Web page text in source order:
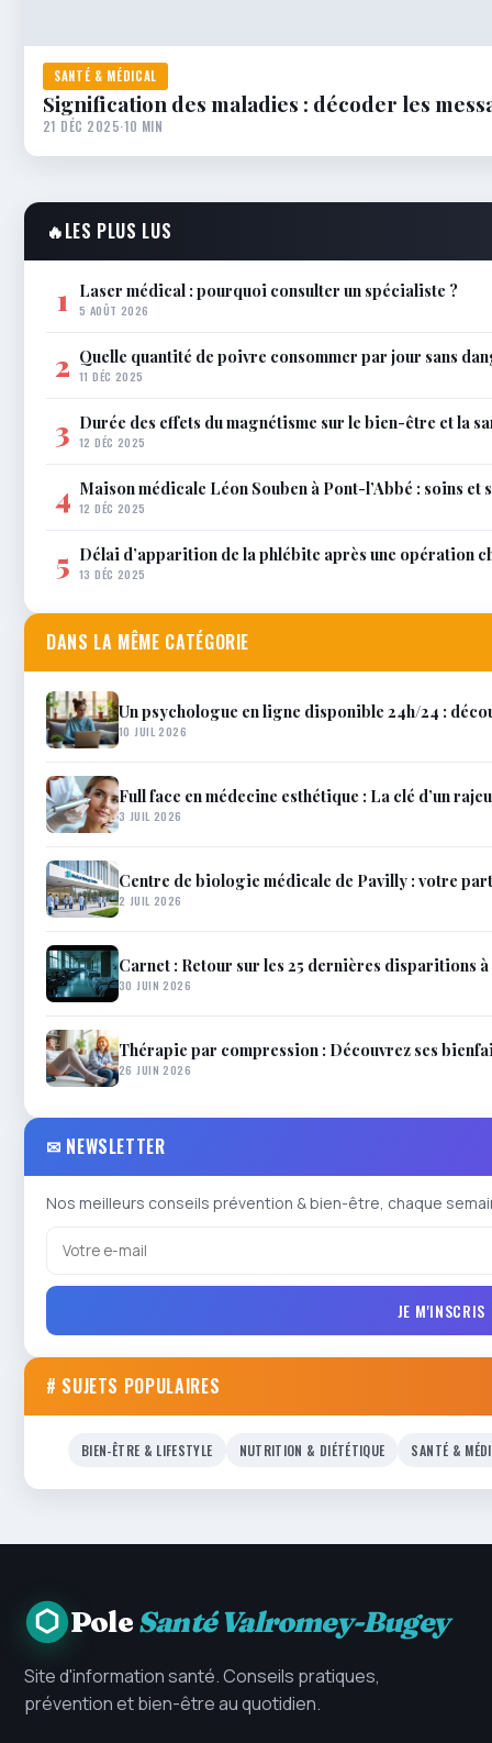
SANTÉ & MÉDICAL
Signification des maladies : décoder les
21 DÉC 2025·10 MIN
🔥LES PLUS LUS
1 Laser médical : pourquoi consulter un spécialiste ?
5 AOÛT 2026
2 Quelle quantité de poivre consommer par jour sans
11 DÉC 2025
3 Durée des effets du magnétisme sur le bien-être et la
12 DÉC 2025
4 Maison médicale Léon Souben à Pont-l’Abbé : soins et
12 DÉC 2025
5 Délai d’apparition de la phlébite après une opération
13 DÉC 2025
DANS LA MÊME CATÉGORIE
Un psychologue en ligne disponible 24h/24 :
10 JUIL 2026
Full face en médecine esthétique : La clé d’un
3 JUIL 2026
Centre de biologie médicale de Pavilly : votre
2 JUIL 2026
Carnet : Retour sur les 25 dernières disparitions
30 JUIN 2026
Thérapie par compression : Découvrez ses
26 JUIN 2026
✉ NEWSLETTER
Nos meilleurs conseils prévention & bien-être, chaque
JE M'INSCRIS
# SUJETS POPULAIRES
BIEN-ÊTRE & LIFESTYLE NUTRITION & DIÉTÉTIQUE SANTÉ &
PoleSanté Valromey-Bugey
Site d'information santé. Conseils pratiques,
prévention et bien-être au quotidien.